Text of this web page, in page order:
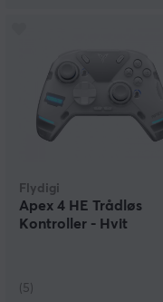
Flydigi
Apex 4 HE Trådløs
Kontroller - Hvit
(5)